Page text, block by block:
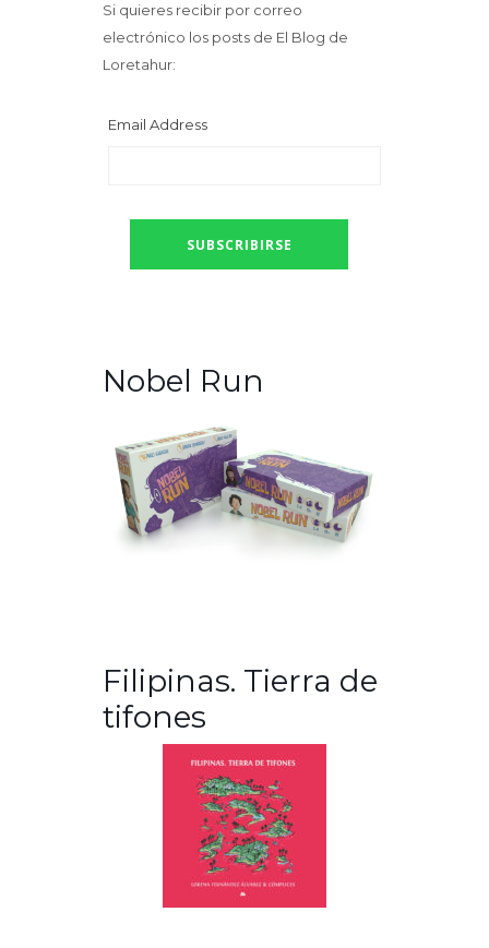
Si quieres recibir por correo
electrónico los posts de El Blog de
Loretahur:
Email Address
Nobel Run
Filipinas. Tierra de
tifones